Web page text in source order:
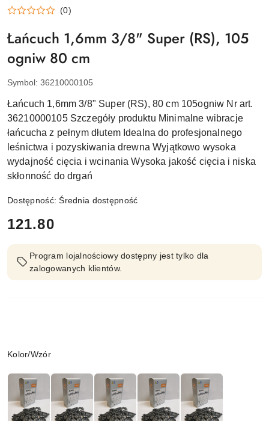
(0)
Łańcuch 1,6mm 3/8" Super (RS), 105
ogniw 80 cm
Symbol: 36210000105
Łańcuch 1,6mm 3/8" Super (RS), 80 cm 105ogniw Nr art.
36210000105 Szczegóły produktu Minimalne wibracje
łańcucha z pełnym dłutem Idealna do profesjonalnego
leśnictwa i pozyskiwania drewna Wyjątkowo wysoka
wydajność cięcia i wcinania Wysoka jakość cięcia i niska
skłonność do drgań
Dostępność:Średnia dostępność
cena:
121.80
Program lojalnościowy dostępny jest tylko dla
zalogowanych klientów.
Wariant
Kolor/Wzór